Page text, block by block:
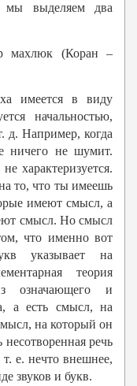
выделяем два
махлюк (Коран –
имеется в виду
начальностью,
д. Например, когда
ничего не шумит.
характеризуется.
то, что ты имеешь
имеют смысл, а
смысл. Но смысл
что именно вот
указывает на
теория
означающего и
а есть смысл, на
на который он
несотворенная речь
е. нечто внешнее,
звуков и букв.